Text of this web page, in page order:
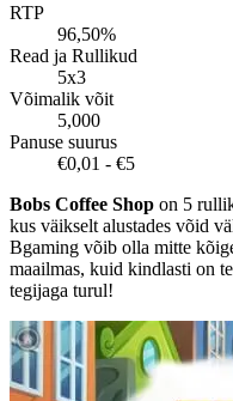
RTP
96,50%
Read ja Rullikud
5x3
Võimalik võit
5,000
Panuse suurus
€0,01 - €5
Bobs Coffee Shop on 5
kus väikselt alustades võid
Bgaming võib olla mitte
maailmas, kuid kindlasti on
tegijaga turul!